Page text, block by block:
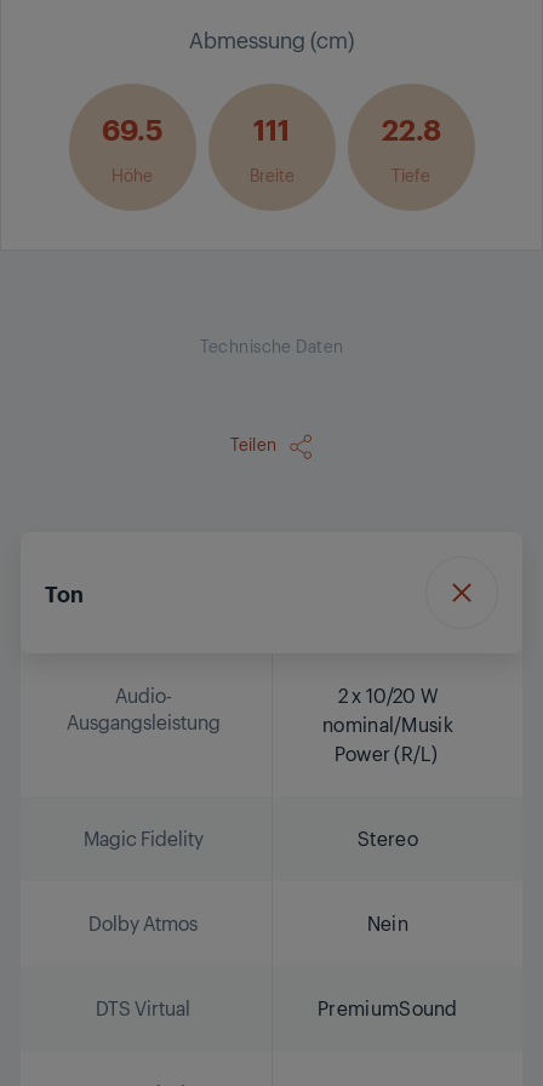
Abmessung (cm)
69.5
Höhe
111
Breite
22.8
Tiefe
Technische Daten
Teilen
Ton
Audio-
Ausgangsleistung
2 x 10/20 W
nominal/Musik
Power (R/L)
Magic Fidelity Stereo
Dolby Atmos Nein
DTS Virtual PremiumSound